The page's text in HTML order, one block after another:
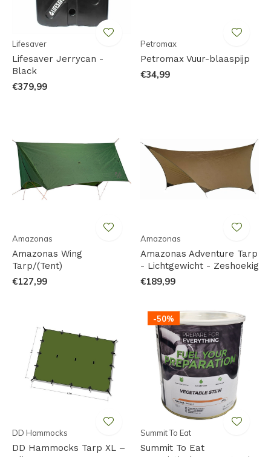
Lifesaver
Lifesaver Jerrycan -
Black
€379,99
Petromax
Petromax Vuur-blaaspijp
€34,99
Amazonas
Amazonas Wing
Tarp/(Tent)
€127,99
Amazonas
Amazonas Adventure Tarp
- Lichtgewicht - Zeshoekig
€189,99
DD Hammocks
DD Hammocks Tarp XL –
-50%
Summit To Eat
Summit To Eat